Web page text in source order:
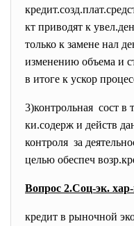
кт приводят к
только к замене нал
изменению объема и
в итоге к ускор
3)контрольная сост в
ки.содерж и действ
контроля за
целью обеспеч
Вопрос 2.Соц-эк.
кредит в рыночной